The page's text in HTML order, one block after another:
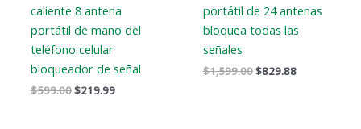
caliente 8 antena
portátil de mano del
teléfono celular
bloqueador de señal
$599.00$219.99
portátil de 24 antenas
bloquea todas las
señales
$1,599.00$829.88